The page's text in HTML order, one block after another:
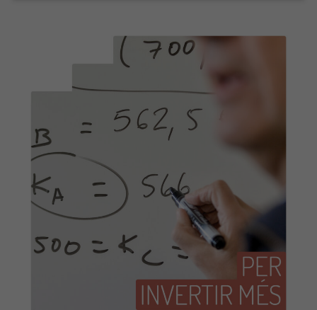
nombre de joves no accedeixin als estudis
postobligatoris o hi accedeixin i els acabin